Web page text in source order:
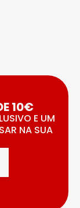
10€
E UM
NA SUA